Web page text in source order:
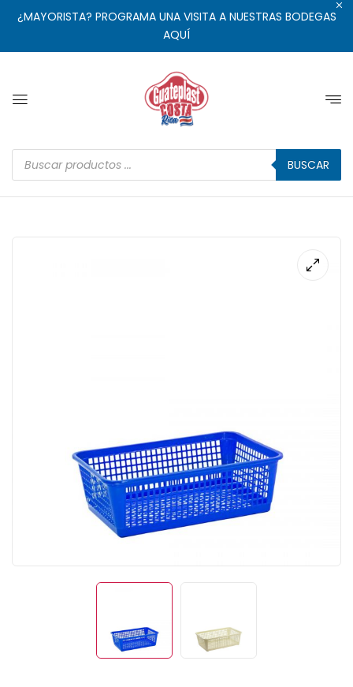
¿MAYORISTA? PROGRAMA UNA VISITA A NUESTRAS BODEGAS
AQUÍ
BUSCAR